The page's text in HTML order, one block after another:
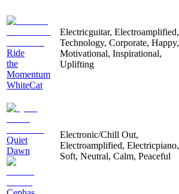
Ride
the
Momentum
WhiteCat
Electricguitar, Electroamplified,
Technology, Corporate, Happy,
Motivational, Inspirational,
Uplifting
Quiet
Dawn
Electronic/Chill Out,
Electroamplified, Electricpiano,
Soft, Neutral, Calm, Peaceful